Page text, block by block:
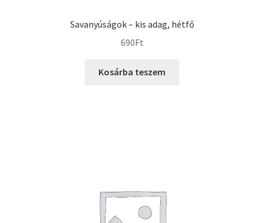
Savanyúságok – kis adag, hétfő
690Ft
Kosárba teszem